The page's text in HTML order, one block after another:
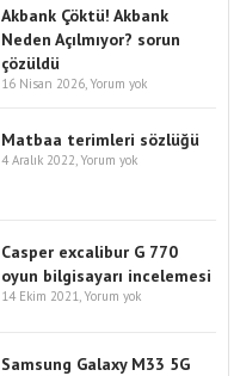
Akbank Çöktü! Akbank
Neden Açılmıyor? sorun
çözüldü
16 Nisan 2026, Yorum yok
Matbaa terimleri sözlüğü
4 Aralık 2022, Yorum yok
Casper excalibur G 770
oyun bilgisayarı incelemesi
14 Ekim 2021, Yorum yok
Samsung Galaxy M33 5G